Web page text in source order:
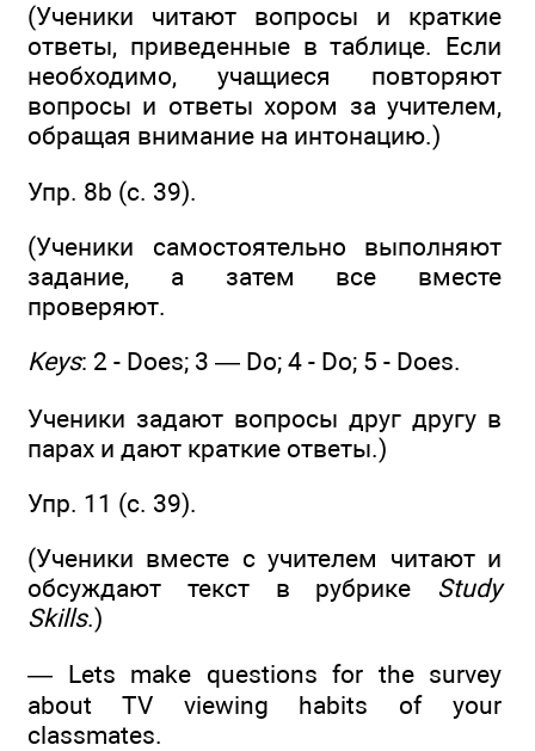
(Ученики читают вопросы и краткие
ответы, приведенные в таблице. Если
необходимо, учащиеся повторяют
вопросы и ответы хором за учителем,
обращая внимание на интонацию.)
Упр. 8b (с. 39).
(Ученики самостоятельно выполняют
задание, а затем все вместе
проверяют.
Keys: 2 - Does; 3 — Do; 4 - Do; 5 - Does.
Ученики задают вопросы друг другу в
парах и дают краткие ответы.)
Упр. 11 (с. 39).
(Ученики вместе с учителем читают и
обсуждают текст в рубрике Study
Skills.)
— Lets make questions for the survey
about TV viewing habits of your
classmates.